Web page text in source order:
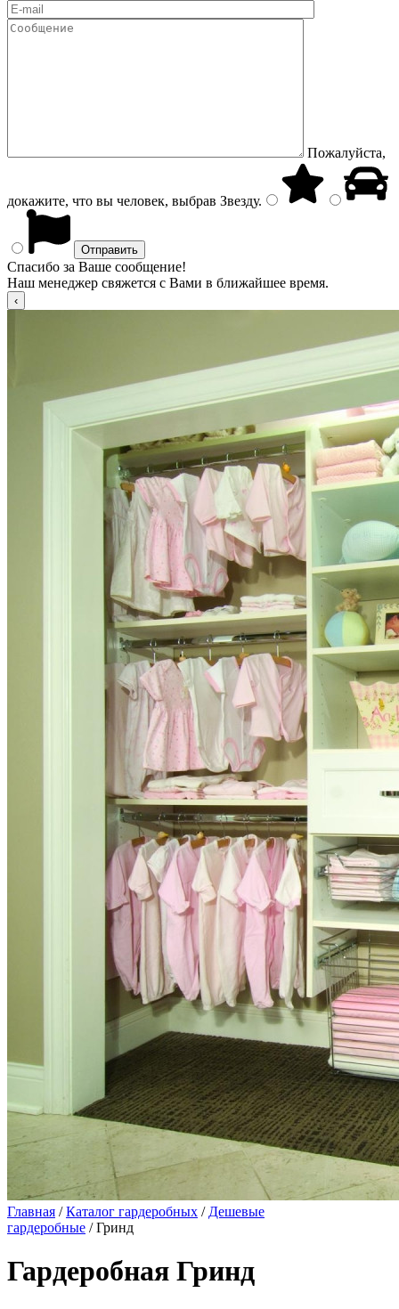
Пожалуйста,
докажите, что вы человек, выбрав Звезду.
Спасибо за Ваше сообщение!
Наш менеджер свяжется с Вами в ближайшее время.
Главная /Каталог гардеробных / Дешевые
гардеробные / Гринд
Гардеробная Гринд